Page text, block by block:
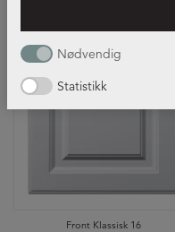
Nødvendig
Statistikk
Front Klassisk 16